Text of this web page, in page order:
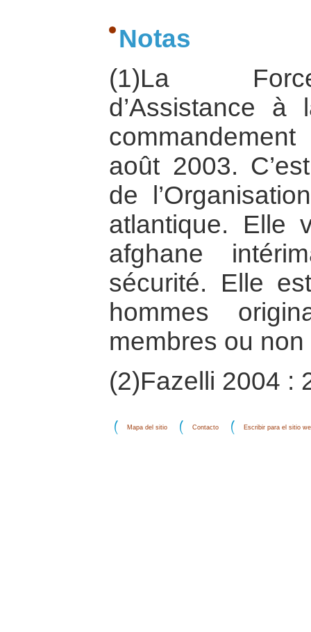
Notas
(1)La
d’Assistance
août 2003.
de
atlantique. Elle
afghane
sécurité. Elle
hommes
membres ou non
(2)Fazelli 2004 :
Mapa del sitio Contacto Escribir para el sitio